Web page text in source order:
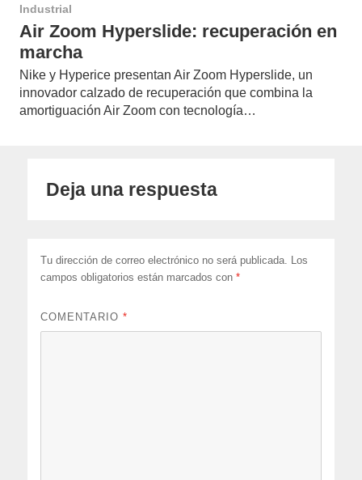
Industrial
Air Zoom Hyperslide: recuperación en
marcha
Nike y Hyperice presentan Air Zoom Hyperslide, un
innovador calzado de recuperación que combina la
amortiguación Air Zoom con tecnología…
Deja una respuesta
Tu dirección de correo electrónico no será publicada.
Los
campos obligatorios están marcados con*
COMENTARIO*